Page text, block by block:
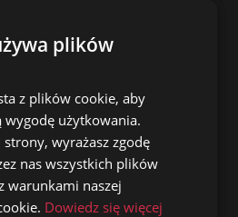
plików
z plików cookie, aby
wygodę użytkowania.
strony, wyrażasz zgodę
nas wszystkich plików
warunkami naszej
Dowiedz się więcej